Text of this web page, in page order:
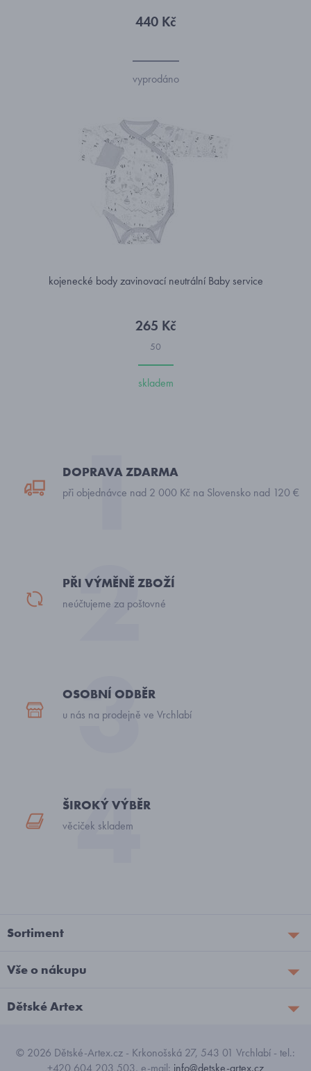
440 Kč
vyprodáno
kojenecké body zavinovací neutrální Baby service
265 Kč
50
skladem
DOPRAVA ZDARMA
při objednávce nad 2 000 Kč na Slovensko nad 120 €
PŘI VÝMĚNĚ ZBOŽÍ
neúčtujeme za poštovné
OSOBNÍ ODBĚR
u nás na prodejně ve Vrchlabí
ŠIROKÝ VÝBĚR
věciček skladem
Sortiment
Vše o nákupu
Dětské Artex
© 2026 Dětské-Artex.cz - Krkonošská 27, 543 01 Vrchlabí - tel.:
+420 604 203 503, e-mail: info@detske-artex.cz